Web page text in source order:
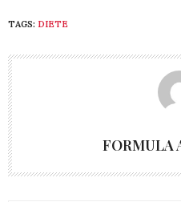
TAGS: DIETE
FORMULA